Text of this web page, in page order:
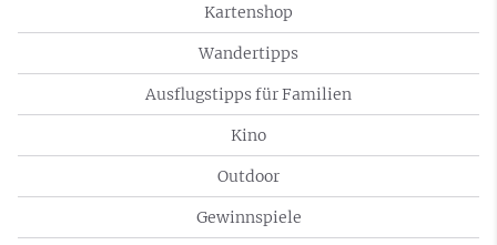
Kartenshop
Wandertipps
Ausflugstipps für Familien
Kino
Outdoor
Gewinnspiele